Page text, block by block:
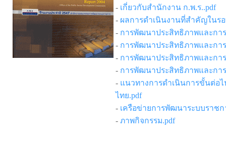
- เกี่ยวกับสำนักงาน ก.พ.ร..pdf
- ผลการดำเนินงานที่สำคัญใน
- การพัฒนาประสิทธิภาพและกา
- การพัฒนาประสิทธิภาพและกา
- การพัฒนาประสิทธิภาพและกา
- การพัฒนาประสิทธิภาพและกา
- แนวทางการดำเนินการขั้นต่อ
ไทย.pdf
- เครือข่ายการพัฒนาระบบราชก
- ภาพกิจกรรม.pdf